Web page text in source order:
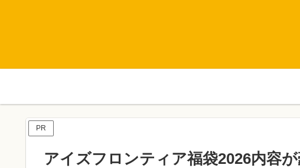
PR
アイズフロンティア福袋2026内容